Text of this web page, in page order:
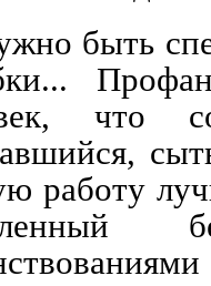
быть
что
работу